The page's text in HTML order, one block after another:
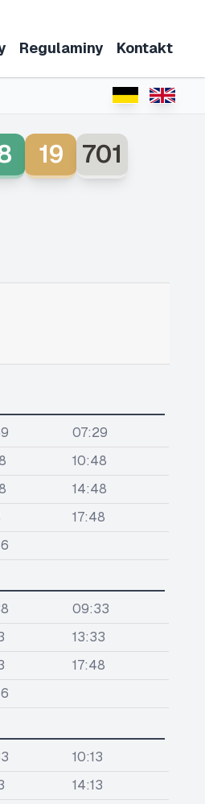
Regulaminy Kontakt
19 701
07:29
10:48
14:48
17:48
09:33
13:33
17:48
10:13
14:13